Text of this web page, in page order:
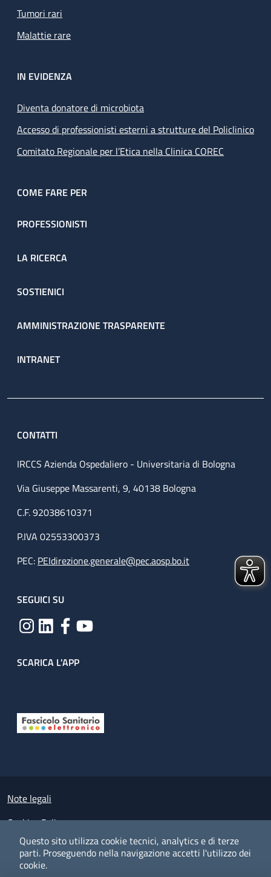
Questo sito utilizza cookie tecnici, analytics e di terze
parti. Proseguendo nella navigazione accetti l'utilizzo dei
cookie.
Tumori rari
Malattie rare
IN EVIDENZA
Diventa donatore di microbiota
Accesso di professionisti esterni a strutture del Policlinico
Comitato Regionale per l’Etica nella Clinica COREC
COME FARE PER
PROFESSIONISTI
LA RICERCA
SOSTIENICI
AMMINISTRAZIONE TRASPARENTE
INTRANET
CONTATTI
IRCCS Azienda Ospedaliero - Universitaria di Bologna
Via Giuseppe Massarenti, 9, 40138 Bologna
C.F. 92038610371
P.IVA 02553300373
PEC: PEIdirezione.generale@pec.aosp.bo.it
SEGUICI SU
SCARICA L'APP
Small prints
Note legali
Cookies Policy
Policy privacy e protezione del dato personale
Albo pretorio on-line